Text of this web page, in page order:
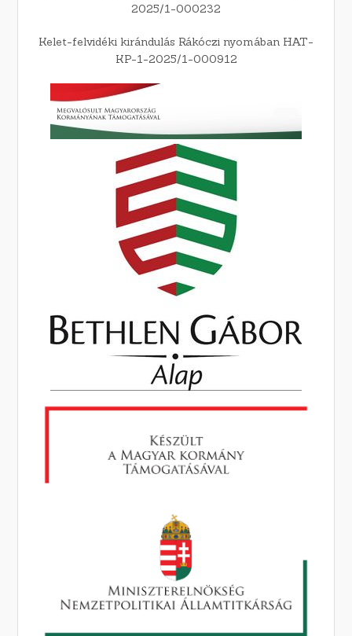
2025/1-000232
Kelet-felvidéki kirándulás Rákóczi nyomában HAT-
KP-1-2025/1-000912